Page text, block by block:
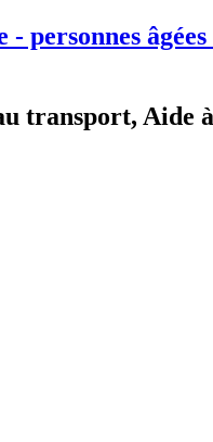
transport, Aide